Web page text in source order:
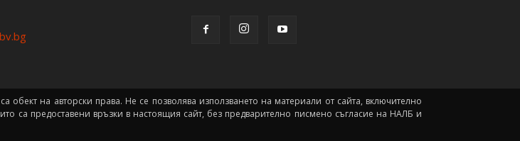
на авторски права. Не се позволява използването на материали от сайта, включително
са предоставени връзки в настоящия сайт, без предварително писмено съгласие на НАЛБ и